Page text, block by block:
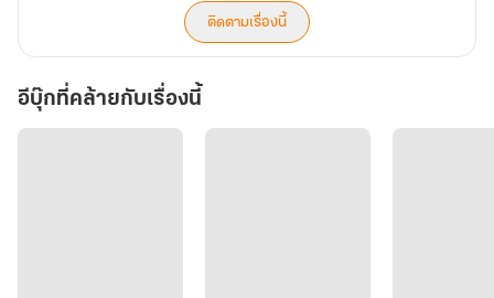
ลูก
แทน
นางเอก!?
ติดตามเรื่องนี้
อีบุ๊กที่คล้ายกับเรื่องนี้